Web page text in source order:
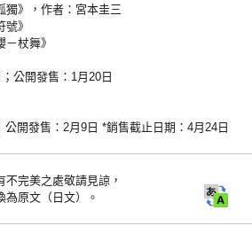
獨》，作者：宮本圭三
》
杖舞》
公開發售：1月20日
開發售：2月9日 *銷售截止日期：4月24日
完美之處敬請見諒，
為原文（日文）。